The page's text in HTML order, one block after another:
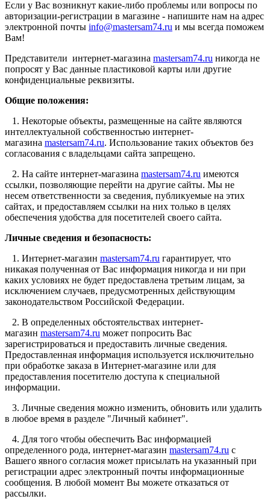
Если у Вас возникнут какие-либо проблемы или вопросы по
авторизации-регистрации в магазине - напишите нам на адрес
электронной почты info@mastersam74.ru и мы всегда поможем
Вам!
Представители интернет-магазина mastersam74.ru никогда не
попросят у Вас данные пластиковой карты или другие
конфиденциальные реквизиты.
Общие положения:
1. Некоторые объекты, размещенные на сайте являются
интеллектуальной собственностью интернет-
магазина mastersam74.ru. Использование таких объектов без
согласования с владельцами сайта запрещено.
2. На сайте интернет-магазина mastersam74.ru имеются
ссылки, позволяющие перейти на другие сайты. Мы не
несем ответственности за сведения, публикуемые на этих
сайтах, и предоставляем ссылки на них только в целях
обеспечения удобства для посетителей своего сайта.
Личные сведения и безопасность:
1. Интернет-магазин mastersam74.ru гарантирует, что
никакая полученная от Вас информация никогда и ни при
каких условиях не будет предоставлена третьим лицам, за
исключением случаев, предусмотренных действующим
законодательством Российской Федерации.
2. В определенных обстоятельствах интернет-
магазин mastersam74.ru может попросить Вас
зарегистрироваться и предоставить личные сведения.
Предоставленная информация используется исключительно
при обработке заказа в Интернет-магазине или для
предоставления посетителю доступа к специальной
информации.
3. Личные сведения можно изменить, обновить или удалить
в любое время в разделе "Личный кабинет".
4. Для того чтобы обеспечить Вас информацией
определенного рода, интернет-магазин mastersam74.ru с
Вашего явного согласия может присылать на указанный при
регистрации адрес электронный почты информационные
сообщения. В любой момент Вы можете отказаться от
рассылки.